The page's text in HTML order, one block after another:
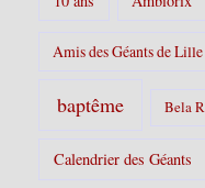
Amis des Géants de Lille
baptême Bela
Calendrier des Géants